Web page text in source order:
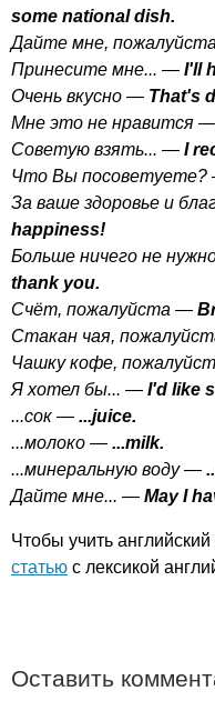
some national dish.
Дайте мне,
Принесите мне... — I'll
Очень вкусно — That's
Мне это не нравится —
Советую взять... — I
Что Вы
За ваше здоровье и
happiness!
Больше ничего не
thank you.
Счёт, пожалуйста —
Стакан чая,
Чашку кофе,
Я хотел бы... — I'd like
...сок — ...juice.
...молоко — ...milk.
...минеральную воду —
Дайте мне... — May I
Чтобы учить
статью с лексикой
Оставить